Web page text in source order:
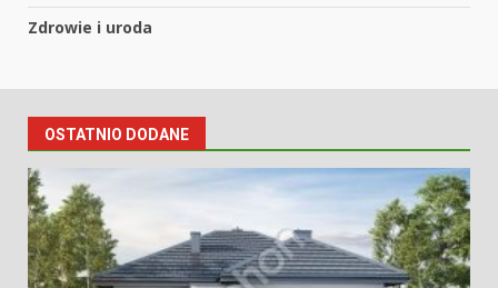
Zdrowie i uroda
OSTATNIO DODANE